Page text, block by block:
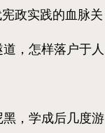
政实践的血脉关
，怎样落户于人
，学成后几度游